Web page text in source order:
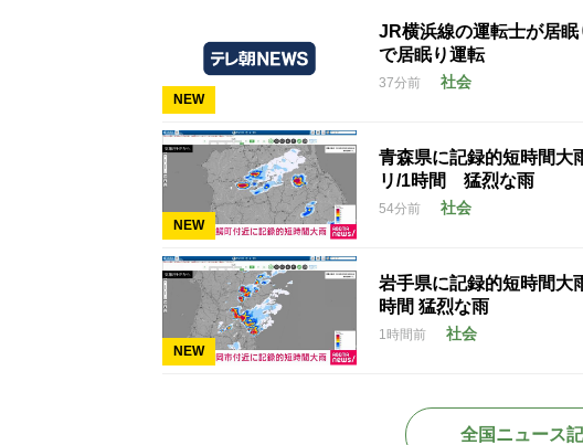
NEW
JR横浜線の運転士が居
で居眠り運転
37分前 社会
NEW
青森県に記録的短時間
リ/1時間 猛烈な雨
54分前 社会
NEW
岩手県に記録的短時間
時間 猛烈な雨
1時間前 社会
全国ニュース